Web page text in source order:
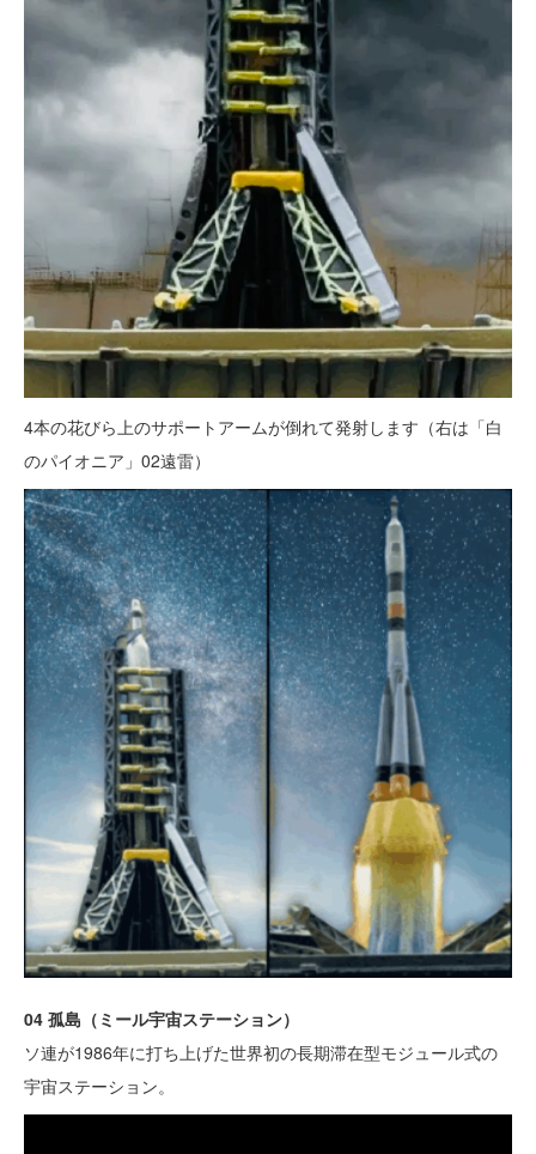
4本の花びら上のサポートアームが倒れて発射します（右は「白
のパイオニア」02遠雷）
04 孤島（ミール宇宙ステーション）
ソ連が1986年に打ち上げた世界初の長期滞在型モジュール式の
宇宙ステーション。